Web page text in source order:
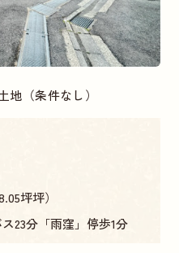
地（条件なし）
坪坪）
23分「雨窪」停歩1分